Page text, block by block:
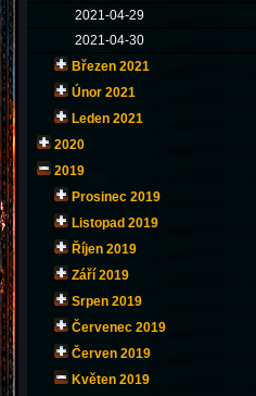
2021-04-29
2021-04-30
Březen 2021
Únor 2021
Leden 2021
2020
2019
Prosinec 2019
Listopad 2019
Říjen 2019
Září 2019
Srpen 2019
Červenec 2019
Červen 2019
Květen 2019